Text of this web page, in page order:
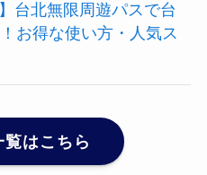
台北無限周遊パスで台
お得な使い方・人気ス
はこちら